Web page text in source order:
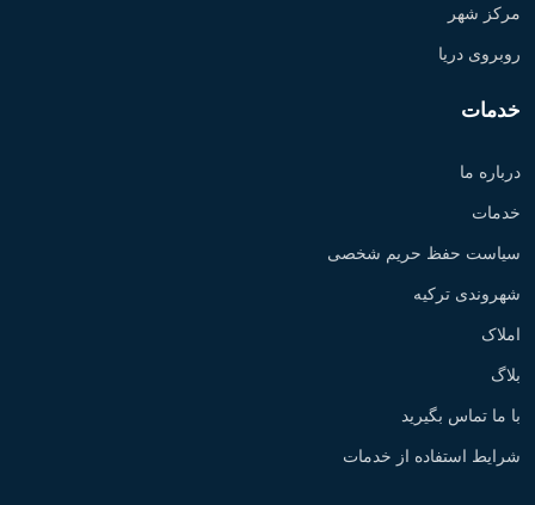
مرکز شهر
روبروی دریا
خدمات
درباره ما
خدمات
سیاست حفظ حریم شخصی
شهروندی ترکیه
املاک
بلاگ
با ما تماس بگیرید
شرایط استفاده از خدمات